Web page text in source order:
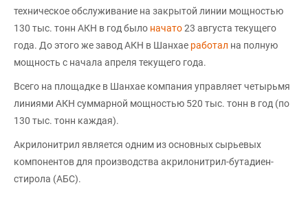
техническое обслуживание на закрытой линии мощностью
130 тыс. тонн АКН в год было начато23 августа текущего
года. До этого же завод АКН в Шанхае работал на полную
мощность с начала апреля текущего года.
Всего на площадке в Шанхае компания управляет четырьмя
линиями АКН суммарной мощностью 520 тыс. тонн в год (по
130 тыс. тонн каждая).
Акрилонитрил является одним из основных сырьевых
компонентов для производства акрилонитрил-бутадиен-
стирола (АБС).